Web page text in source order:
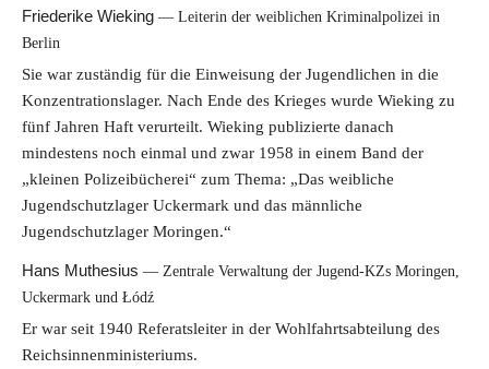
Friederike Wieking
Leiterin der weiblichen Kriminalpolizei in
Berlin
Sie war zuständig für die Einweisung der Jugendlichen in die
Konzentrationslager. Nach Ende des Krieges wurde Wieking zu
fünf Jahren Haft verurteilt. Wieking publizierte danach
mindestens noch einmal und zwar 1958 in einem Band der
„kleinen Polizeibücherei“ zum Thema: „Das weibliche
Jugendschutzlager Uckermark und das männliche
Jugendschutzlager Moringen.“
Hans Muthesius
Zentrale Verwaltung der Jugend-KZs Moringen,
Uckermark und Łódź
Er war seit 1940 Referatsleiter in der Wohlfahrtsabteilung des
Reichsinnenministeriums.